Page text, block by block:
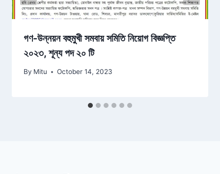
গণ-উন্নয়ন বহুমুখী সমবায় সমিতি নিয়োগ বিজ্ঞপ্তি
২০২৩, শূন্য পদ ২০ টি
By Mitu October 14, 2023